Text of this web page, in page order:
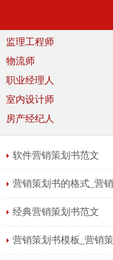
监理工程师
物流师
职业经理人
室内设计师
房产经纪人
软件营销策划书范文
营销策划书的格式_营
经典营销策划书范文
营销策划书模板_营销